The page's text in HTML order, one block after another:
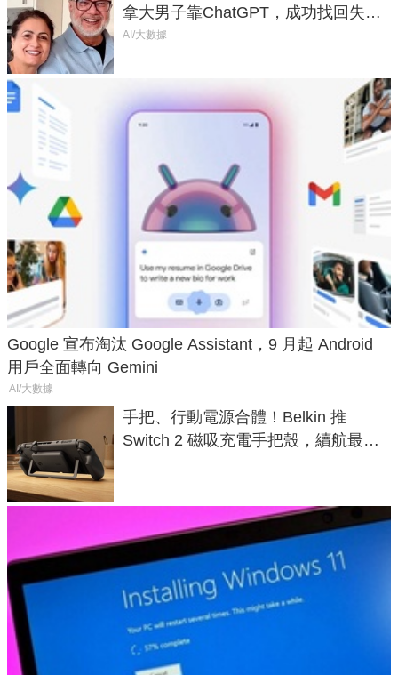
拿大男子靠ChatGPT，成功找回失散
50年家人
AI/大數據
Google 宣布淘汰 Google Assistant，9 月起 Android
用戶全面轉向 Gemini
AI/大數據
手把、行動電源合體！Belkin 推
Switch 2 磁吸充電手把殼，續航最高